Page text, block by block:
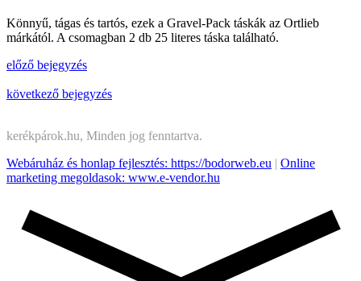
Könnyű, tágas és tartós, ezek a Gravel-Pack táskák az Ortlieb
márkától. A csomagban 2 db 25 literes táska található.
előző bejegyzés
következő bejegyzés
kerékpárok.hu, Minden jog fenntartva.
Webáruház és honlap fejlesztés: https://bodorweb.eu | Online
marketing megoldasok: www.e-vendor.hu